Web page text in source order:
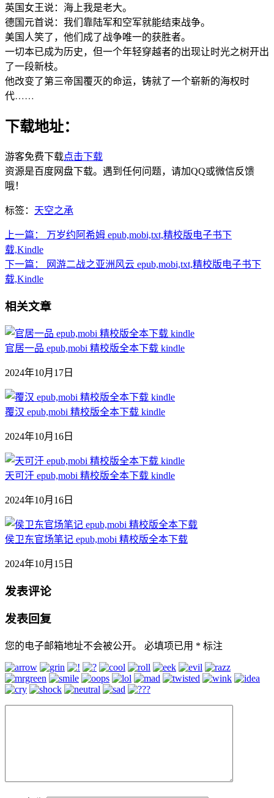
英国女王说：海上我是老大。
德国元首说：我们靠陆军和空军就能结束战争。
美国人笑了，他们成了战争唯一的获胜者。
一切本已成为历史，但一个年轻穿越者的出现让时光之树开出
了一段新枝。
他改变了第三帝国覆灭的命运，铸就了一个崭新的海权时
代……
下载地址：
游客免费下载点击下载
资源是百度网盘下载。遇到任何问题，请加QQ或微信反馈
哦！
标签： 天空之承
上一篇：
万岁约阿希姆 epub,mobi,txt,精校版电子书下
载,Kindle
下一篇：
网游二战之亚洲风云 epub,mobi,txt,精校版电子书下
载,Kindle
相关文章
官居一品 epub,mobi 精校版全本下载 kindle
2024年10月17日
覆汉 epub,mobi 精校版全本下载 kindle
2024年10月16日
天可汗 epub,mobi 精校版全本下载 kindle
2024年10月16日
侯卫东官场笔记 epub,mobi 精校版全本下载
2024年10月15日
发表评论
发表回复
您的电子邮箱地址不会被公开。 必填项已用 * 标注